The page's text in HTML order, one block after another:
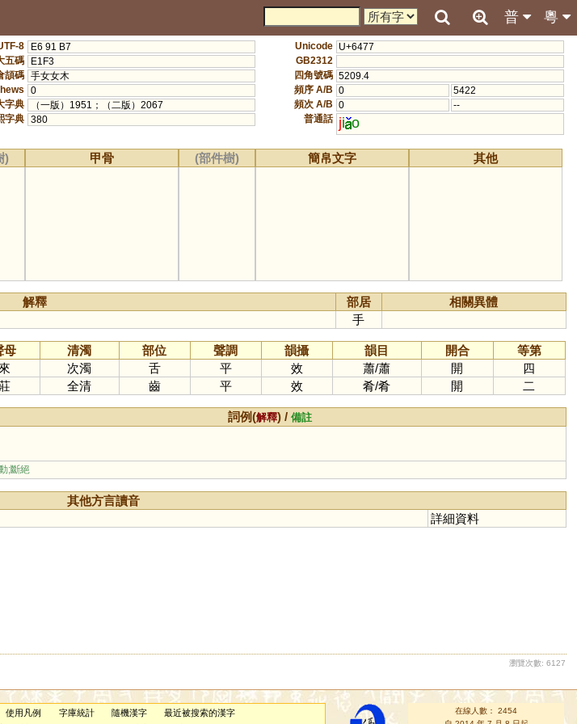
粵
普
8
E6 91 B7
五碼
E1F3
頡碼 手女女木
0
字典
（一版）1951；（二版）2067
字典 380
Unicode U+6477
GB2312
四角號碼 5209.4
頻序 A/B 0
5422
頻次 A/B 0
--
普通話 ji o
) 甲骨 (部件樹) 簡帛文字 其他
解釋 部居
相關異體
手
母 清濁 部位 聲調 韻攝 韻目 開合
等第
次濁 舌 平 效 蕭/蕭 開
四
全清 齒 平 效 肴/肴 開 二
詞例(解釋) /備註
;斷絕
其他方言讀音
詳細資料
瀏覽次數: 6127
使用凡例 字庫統計 隨機漢字
最近被搜索的漢字
在線人數： 2454